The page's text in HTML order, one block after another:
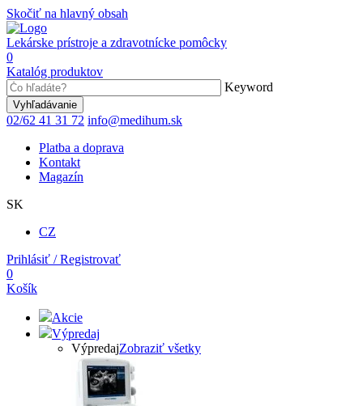
Skočiť na hlavný obsah
Lekárske prístroje a zdravotnícke pomôcky
0
Katalóg produktov
Keyword
02/62 41 31 72 info@medihum.sk
Platba a doprava
Kontakt
Magazín
SK
CZ
Prihlásiť / Registrovať
0
Košík
Akcie
Výpredaj
VýpredajZobraziť všetky